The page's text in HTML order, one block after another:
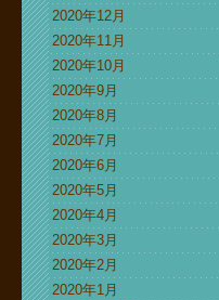
2020年12月
2020年11月
2020年10月
2020年9月
2020年8月
2020年7月
2020年6月
2020年5月
2020年4月
2020年3月
2020年2月
2020年1月